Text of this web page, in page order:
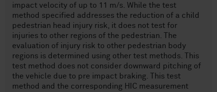
impact velocity of up to 11 m/s. While the test
method specified addresses the reduction of a child
pedestrian head injury risk, it does not test for
injuries to other regions of the pedestrian. The
evaluation of injury risk to other pedestrian body
regions is determined using other test methods. This
test method does not consider downward pitching of
the vehicle due to pre impact braking. This test
method and the corresponding HIC measurement